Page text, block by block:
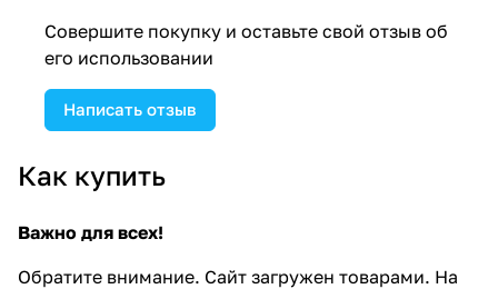
Совершите покупку и оставьте свой отзыв об
его использовании
Написать отзыв
Как купить
Важно для всех!
Обратите внимание. Сайт загружен товарами. На